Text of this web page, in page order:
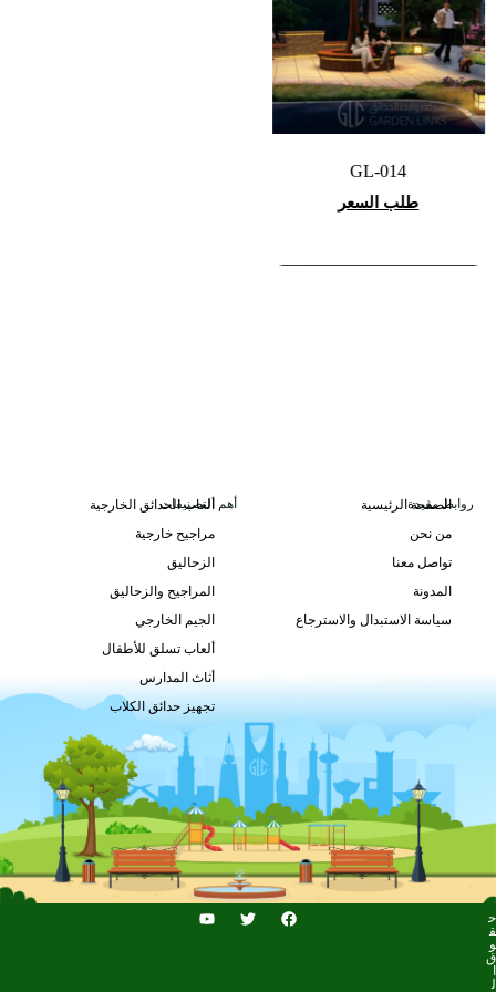
GL-014
طلب السعر
GL-003
طلب السعر
روابط مفيدة
الصفحة الرئيسية
من نحن
تواصل معنا
المدونة
سياسة الاستبدال والاسترجاع
أهم التصنيفات
ألعاب الحدائق الخارجية
مراجيح خارجية
الزحاليق
المراجيح والزحاليق
الجيم الخارجي
ألعاب تسلق للأطفال
أثاث المدارس
تجهيز حدائق الكلاب
ح
ق
و
ق
ل